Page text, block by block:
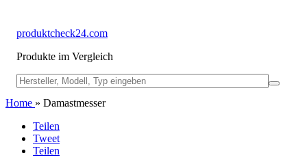
produktcheck24.com
Produkte im Vergleich
Home » Damastmesser
Teilen
Tweet
Teilen